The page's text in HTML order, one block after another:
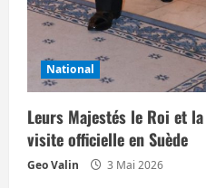
National
Leurs Majestés le Roi et
visite officielle en Suède
Geo Valin 3 Mai 2026